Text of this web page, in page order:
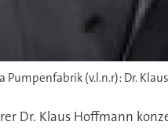
(v.l.n.r): Dr.
Dr. Klaus Hoffmann